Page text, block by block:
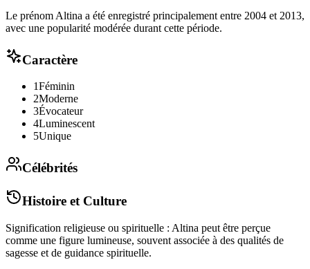
Le prénom Altina a été enregistré principalement entre 2004 et 2013,
avec une popularité modérée durant cette période.
Caractère
1Féminin
2Moderne
3Évocateur
4Luminescent
5Unique
Célébrités
Histoire et Culture
Signification religieuse ou spirituelle : Altina peut être perçue
comme une figure lumineuse, souvent associée à des qualités de
sagesse et de guidance spirituelle.